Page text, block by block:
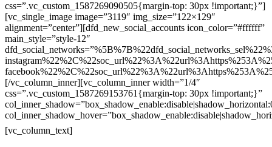
css=”.vc_custom_1587269090505{margin-top: 30px !important;}”]
[vc_single_image image=”3119″ img_size=”122×129″
alignment=”center”][dfd_new_social_accounts icon_color=”#ffffff”
main_style=”style-12″
[/vc_column_inner][vc_column_inner width=”1/4″
css=”.vc_custom_1587269153761{margin-top: 30px !important;}”
[vc_column_text]